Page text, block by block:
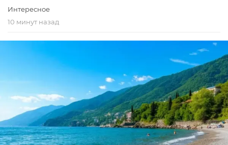
Интересное
10 минут назад